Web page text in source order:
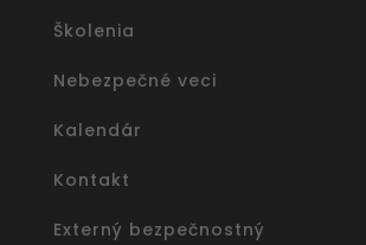
Školenia
Nebezpečné veci
Kalendár
Kontakt
Externý bezpečnostný